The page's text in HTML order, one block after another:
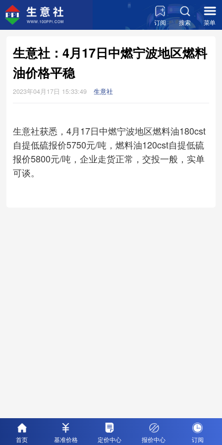
订阅 搜索 菜单
生意社：4月17日中燃宁波地区燃料
油价格平稳
2023年04月17日 15:33:49 生意社
生意社获悉，4月17日中燃宁波地区燃料油180cst
自提低硫报价5750元/吨，燃料油120cst自提低硫
报价5800元/吨，企业走货正常，交投一般，实单
可谈。
首页 基准价格 定价中心 报价中心 订阅